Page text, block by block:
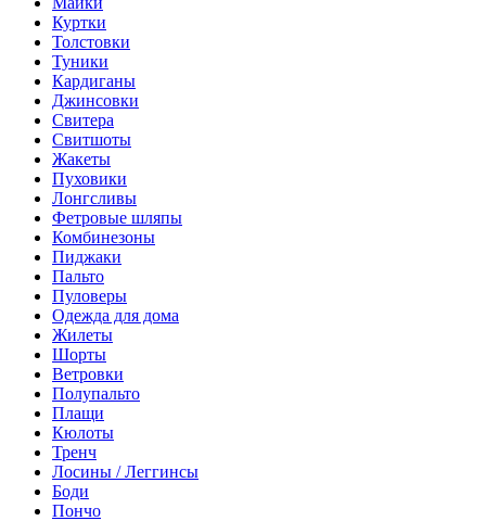
Куртки
Толстовки
Туники
Кардиганы
Джинсовки
Свитера
Свитшоты
Жакеты
Пуховики
Лонгсливы
Фетровые шляпы
Комбинезоны
Пиджаки
Пальто
Пуловеры
Одежда для дома
Жилеты
Шорты
Ветровки
Полупальто
Плащи
Кюлоты
Тренч
Лосины / Леггинсы
Боди
Пончо